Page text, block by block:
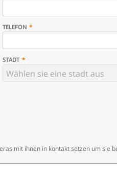
TELEFON
STADT
mit ihnen in kontakt setzen um sie